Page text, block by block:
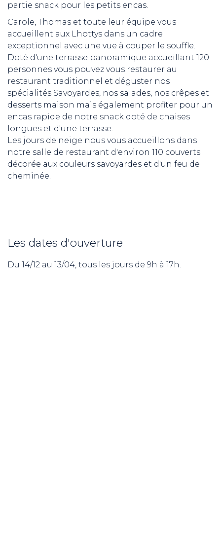
NORDIC
partie snack pour les petits encas.
Carole, Thomas et toute leur équipe vous
accueillent aux Lhottys dans un cadre
exceptionnel avec une vue à couper le souffle.
Doté d'une terrasse panoramique accueillant 120
personnes vous pouvez vous restaurer au
restaurant traditionnel et déguster nos
spécialités Savoyardes, nos salades, nos crêpes et
desserts maison mais également profiter pour un
encas rapide de notre snack doté de chaises
longues et d'une terrasse.
Les jours de neige nous vous accueillons dans
notre salle de restaurant d'environ 110 couverts
décorée aux couleurs savoyardes et d'un feu de
cheminée.
Les dates d'ouverture
Du 14/12 au 13/04, tous les jours de 9h à 17h.